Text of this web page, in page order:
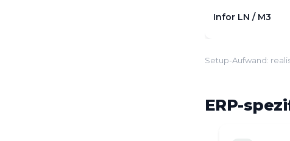
Infor LN / M3
Setup-Aufwand:
ERP-